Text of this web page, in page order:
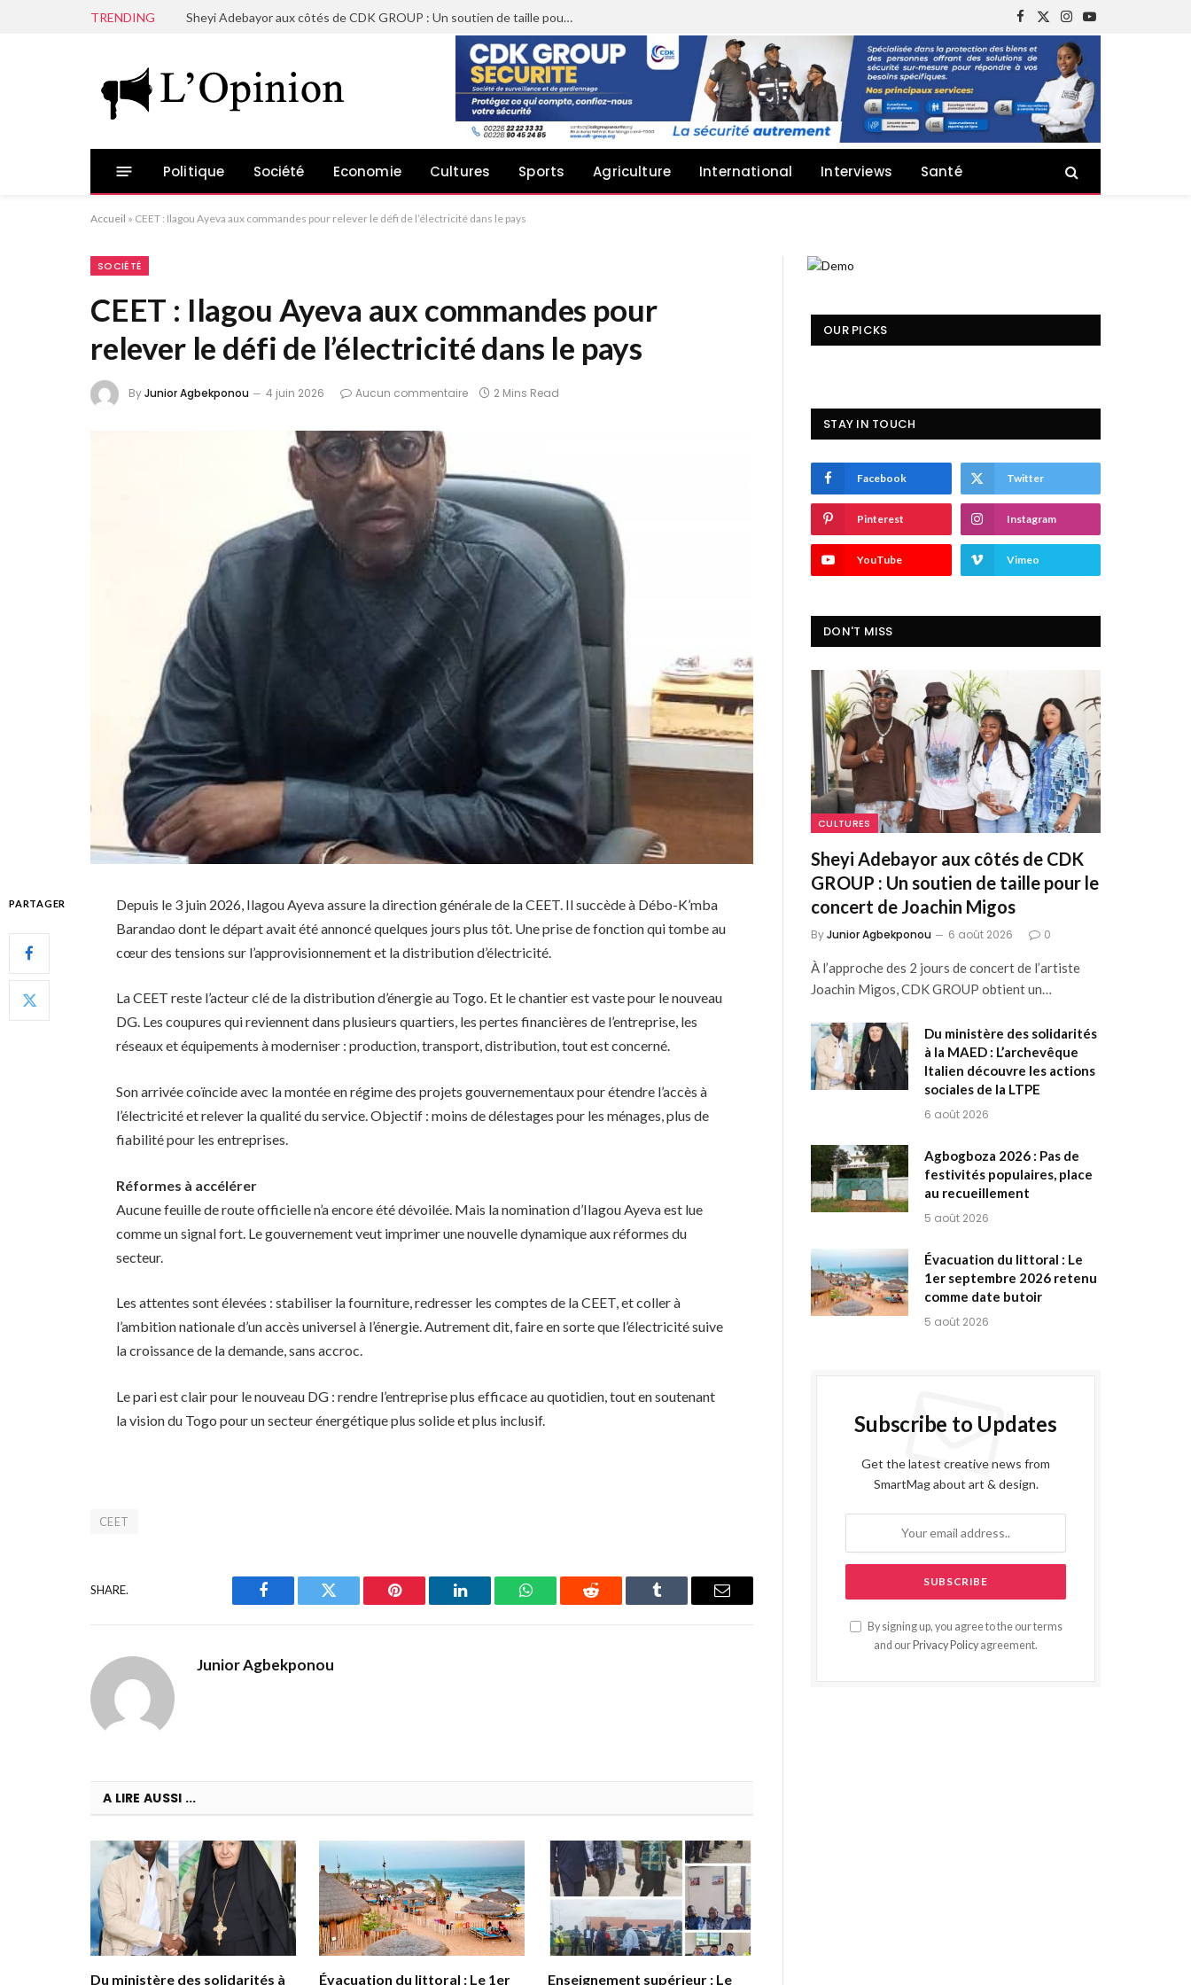
TRENDING Sheyi Adebayor aux côtés de CDK GROUP : Un soutien de taille pour le concert de Joachin Migos
Facebook
X
(Twitter)
Instagram
YouTube
Politique Société Economie Cultures Sports Agriculture International Interviews Santé
Accueil » CEET : Ilagou Ayeva aux commandes pour relever le défi de l’électricité dans le pays
SOCIÉTÉ
CEET : Ilagou Ayeva aux commandes pour
relever le défi de l’électricité dans le pays
ByJunior Agbekponou 4 juin 2026 Aucun commentaire 2 Mins Read
PARTAGER
Depuis le 3 juin 2026, Ilagou Ayeva assure la direction générale de la CEET. Il succède à Débo-K’mba
Barandao dont le départ avait été annoncé quelques jours plus tôt. Une prise de fonction qui tombe au
cœur des tensions sur l’approvisionnement et la distribution d’électricité.
La CEET reste l’acteur clé de la distribution d’énergie au Togo. Et le chantier est vaste pour le nouveau
DG. Les coupures qui reviennent dans plusieurs quartiers, les pertes financières de l’entreprise, les
réseaux et équipements à moderniser : production, transport, distribution, tout est concerné.
Son arrivée coïncide avec la montée en régime des projets gouvernementaux pour étendre l’accès à
l’électricité et relever la qualité du service. Objectif : moins de délestages pour les ménages, plus de
fiabilité pour les entreprises.
Réformes à accélérer
Aucune feuille de route officielle n’a encore été dévoilée. Mais la nomination d’Ilagou Ayeva est lue
comme un signal fort. Le gouvernement veut imprimer une nouvelle dynamique aux réformes du
secteur.
Les attentes sont élevées : stabiliser la fourniture, redresser les comptes de la CEET, et coller à
l’ambition nationale d’un accès universel à l’énergie. Autrement dit, faire en sorte que l’électricité suive
la croissance de la demande, sans accroc.
Le pari est clair pour le nouveau DG : rendre l’entreprise plus efficace au quotidien, tout en soutenant
la vision du Togo pour un secteur énergétique plus solide et plus inclusif.
CEET
SHARE.
Facebook Twitter Pinterest LinkedIn WhatsAppReddit Tumblr Email
Junior Agbekponou
A LIRE AUSSI ...
Du ministère des solidarités à Évacuation du littoral : Le 1er Enseignement supérieur : Le
OUR PICKS
STAY IN TOUCH
Facebook Twitter
Pinterest Instagram
YouTube Vimeo
DON'T MISS
CULTURES
Sheyi Adebayor aux côtés de CDK
GROUP : Un soutien de taille pour le
concert de Joachin Migos
ByJunior Agbekponou 6 août 2026 0
À l’approche des 2 jours de concert de l’artiste
Joachin Migos, CDK GROUP obtient un…
Du ministère des solidarités
à la MAED : L’archevêque
Italien découvre les actions
sociales de la LTPE
6 août 2026
Agbogboza 2026 : Pas de
festivités populaires, place
au recueillement
5 août 2026
Évacuation du littoral : Le
1er septembre 2026 retenu
comme date butoir
5 août 2026
Subscribe to Updates
Get the latest creative news from
SmartMag about art & design.
By signing up, you agree to the our terms
and our Privacy Policy agreement.